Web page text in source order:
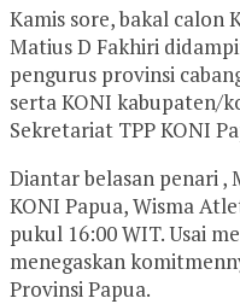
Kamis sore, bakal calon
Matius D Fakhiri
pengurus provinsi
serta KONI kabupaten/
Sekretariat TPP KONI
Diantar belasan penari ,
KONI Papua, Wisma
pukul 16:00 WIT. Usai
menegaskan
Provinsi Papua.